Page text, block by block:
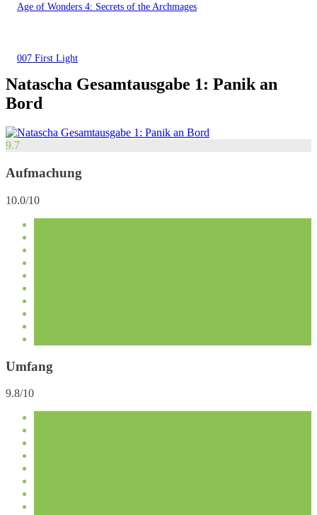
Age of Wonders 4: Secrets of the Archmages
007 First Light
Natascha Gesamtausgabe 1: Panik an
Bord
9.7
Aufmachung
10.0/10
Umfang
9.8/10